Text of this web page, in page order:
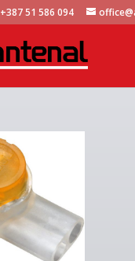
+387 51 586 094